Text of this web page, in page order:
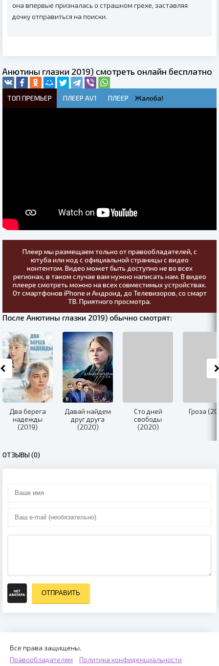
она впервые призналась о страшном грехе, заставляя
дочку отправиться на поиски.
Анютины глазки 2019) смотреть онлайн бесплатно
ТОП ПРЕМЬЕР ПЛЕЕР AV1 ПЛЕЕР Жалоба!
Плеер мы размещаем только от правообладателей, с
ютуба или код с официальной страницы с видео
контентом. Видео может быть доступно не во всех
регионах, в таком случае вам нужно написать нам. В видео
плеере смотреть можно на всех совместимых устройствах.
От смартфонов iPhone и Андроид, до Телевизоров, со смарт
ТВ. Приятного просмотра.
После Анютины глазки 2019) обычно смотрят:
Два берега
надежды
(2019)
Давай найдем
друг друга
(2020)
Сто дней
свободы
(2020)
Гроза
ОТЗЫВЫ (0)
ОТПРАВИТЬ
Все права защищены.
Правообладателям
Политика конфиденциальности